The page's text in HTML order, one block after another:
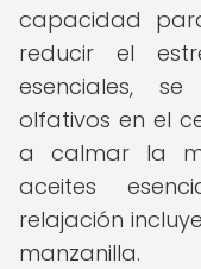
capacidad
reducir el
esenciales,
olfativos en el
a calmar la
aceites
relajación
manzanilla.